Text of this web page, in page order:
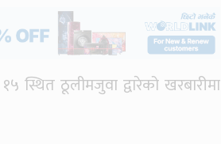
स्थित ठूलीमजुवा द्वारेको खरबारीमा